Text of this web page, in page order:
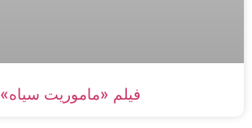
فیلم «ماموریت سیاه»